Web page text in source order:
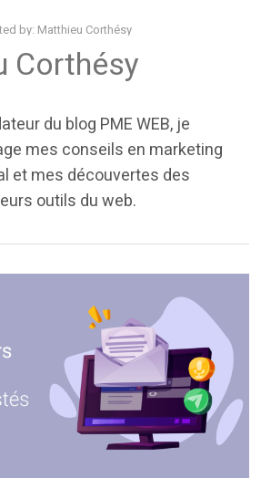
by: Matthieu Corthésy
Corthésy
du blog PME WEB, je
mes conseils en marketing
et mes découvertes des
outils du web.